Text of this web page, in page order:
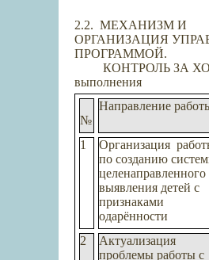
2.2. МЕХАНИЗМ И
ОРГАНИЗАЦИЯ
ПРОГРАММОЙ.
КОНТРОЛЬ ЗА
выполнения
№
Направление
1 Организация
по созданию
целенаправленного
выявления детей с
признаками
одарённости
2
Актуализация
проблемы работы с